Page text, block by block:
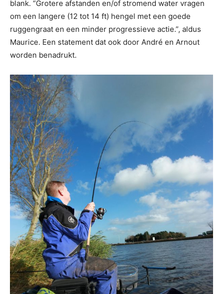
blank. “Grotere afstanden en/of stromend water vragen
om een langere (12 tot 14 ft) hengel met een goede
ruggengraat en een minder progressieve actie.”, aldus
Maurice. Een statement dat ook door André en Arnout
worden benadrukt.